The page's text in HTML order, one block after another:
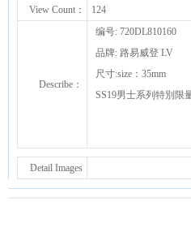
View Count：
124
Describe：
编号: 720DL810160
品牌: 路易威登 LV
尺寸:size：35mm
SS19男士系列特別限
Detail Images